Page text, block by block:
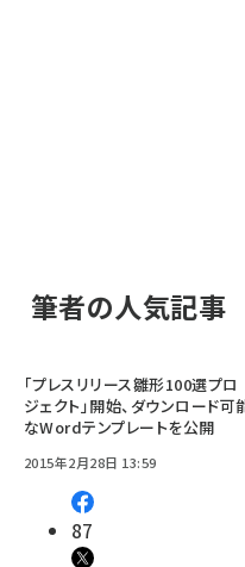
筆者の人気記事
「プレスリリース雛形100選プロ
ジェクト」開始、ダウンロード可
なWordテンプレートを公開
2015年2月28日 13:59
87